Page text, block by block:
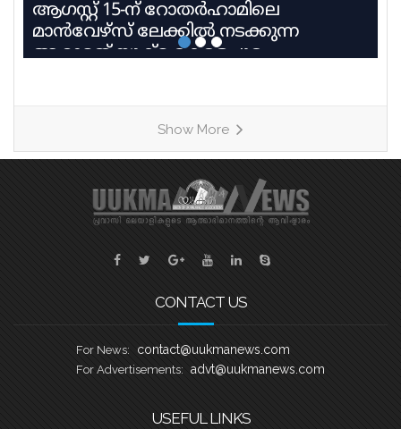
ആഗസ്റ്റ് 15-ന് റോതർഹാമിലെ
മാൻവേഴ്സ് ലേക്കിൽ നടക്കുന്ന
ആറാമത് യുക്മ കേരളപൂരം
ടീമും കഠിന പരിശീലനത്തിന്റെ
അവസാനഘട്ടത്തിലാണ്. കേരളത്തിലെ
ചുണ്ടൻവള്ളം പാരമ്പര്യം
നിലനിർത്തിക്കൊണ്ട്, യുകെയിലെ
വിവിധ ബോട്ട് ക്ലബ്ബുകളെ
പ്രതിനിധീകരിക്കുന്ന ടീമുകൾ കുട്ടനാടൻ
വള്ളങ്ങളിലാണ് മത്സരിക്കുന്നത്. ഓരോ
Show More
CONTACT US
For News: contact@uukmanews.com
For Advertisements: advt@uukmanews.com
USEFUL LINKS